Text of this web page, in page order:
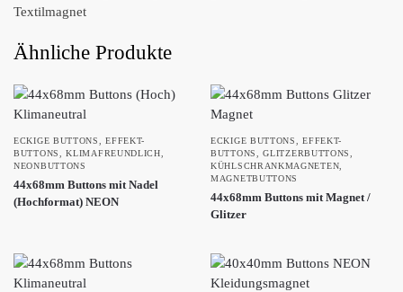
Textilmagnet
Ähnliche Produkte
ECKIGE BUTTONS ,EFFEKT-
BUTTONS
,KLIMAFREUNDLICH
NEONBUTTONS
44x68mm Buttons mit Nadel
(Hochformat) NEON
ECKIGE BUTTONS ,EFFEKT-
BUTTONS
,GLITZERBUTTONS
KÜHLSCHRANKMAGNETEN
MAGNETBUTTONS
44x68mm Buttons mit Magnet /
Glitzer